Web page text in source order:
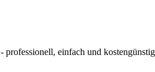
einfach und